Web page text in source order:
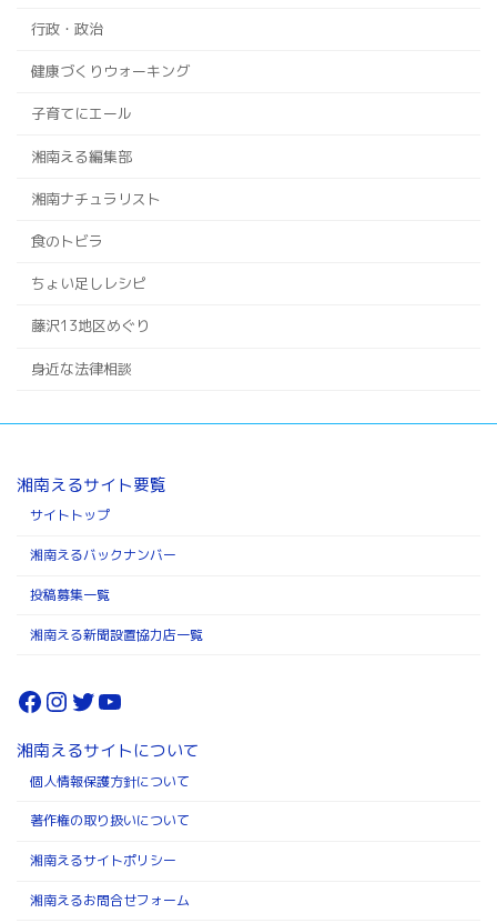
行政・政治
健康づくりウォーキング
子育てにエール
湘南える編集部
湘南ナチュラリスト
食のトビラ
ちょい足しレシピ
藤沢13地区めぐり
身近な法律相談
湘南えるサイト要覧
サイトトップ
湘南えるバックナンバー
投稿募集一覧
湘南える新聞設置協力店一覧
Facebook
Instagram
Twitter
YouTube
湘南えるサイトについて
個人情報保護方針について
著作権の取り扱いについて
湘南えるサイトポリシー
湘南えるお問合せフォーム